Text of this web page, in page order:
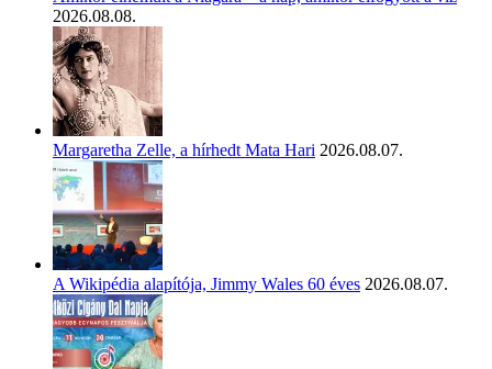
2026.08.08.
Margaretha Zelle, a hírhedt Mata Hari 2026.08.07.
A Wikipédia alapítója, Jimmy Wales 60 éves 2026.08.07.